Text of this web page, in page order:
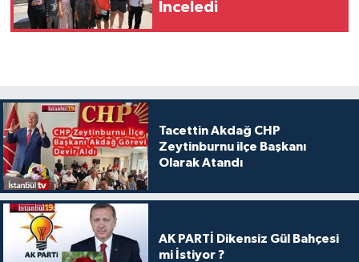
İnceledi
Tacettin Akdağ CHP
Zeytinburnu ilçe Başkanı
Olarak Atandı
AK PARTİ Dikensiz Gül Bahçesi
mi İstiyor ?